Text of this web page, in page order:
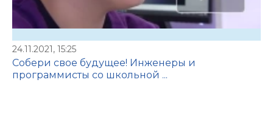
24.11.2021, 15:25
Собери свое будущее! Инженеры и
программисты со школьной ...